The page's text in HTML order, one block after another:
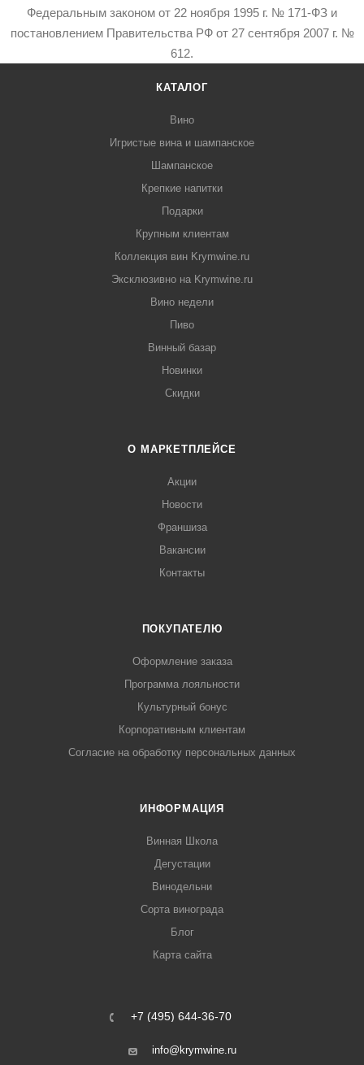
Федеральным законом от 22 ноября 1995 г. № 171-ФЗ и
постановлением Правительства РФ от 27 сентября 2007 г. №
612.
КАТАЛОГ
Вино
Игристые вина и шампанское
Шампанское
Крепкие напитки
Подарки
Крупным клиентам
Коллекция вин Krymwine.ru
Эксклюзивно на Krymwine.ru
Вино недели
Пиво
Винный базар
Новинки
Скидки
О МАРКЕТПЛЕЙСЕ
Акции
Новости
Франшиза
Вакансии
Контакты
ПОКУПАТЕЛЮ
Оформление заказа
Программа лояльности
Культурный бонус
Корпоративным клиентам
Согласие на обработку персональных данных
ИНФОРМАЦИЯ
Винная Школа
Дегустации
Винодельни
Сорта винограда
Блог
Карта сайта
+7 (495) 644-36-70
info@krymwine.ru